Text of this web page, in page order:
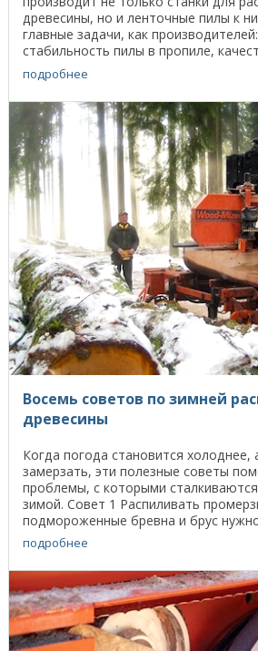
древесины, но и ленточные пилы к
главные задачи, как
стабильность пилы в пропиле,
подробнее
Восемь советов по зимней
древесины
Когда погода становится
замерзать, эти полезные советы
проблемы, с которыми
зимой. Совет 1 Распиливать
подмороженные бревна и брус
подробнее